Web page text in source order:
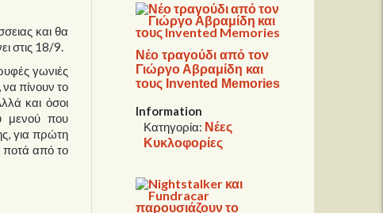
και θα
στις 18/9.
γωνιές
πίνουν το
και όσοι
μενού που
για πρώτη
ποτά από το
Νέο τραγούδι από τον
Γιώργο Αβραμίδη και
τους Invented Memories
Information
Κατηγορία: Νέες
Κυκλοφορίες